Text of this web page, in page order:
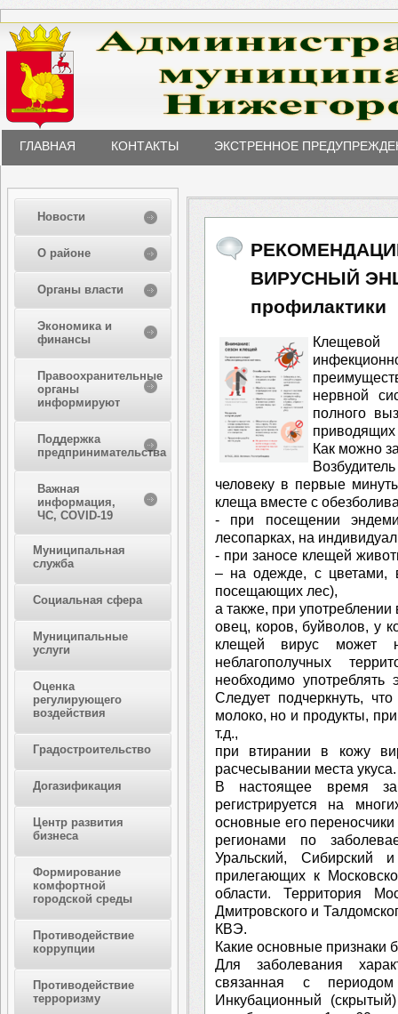
ГЛАВНАЯ КОНТАКТЫ ЭКСТРЕННОЕ
Новости
О районе
Органы власти
Экономика и
финансы
Правоохранительные
органы
информируют
Поддержка
предпринимательства
Важная
информация,
ЧС, COVID-19
Муниципальная
служба
Социальная сфера
Муниципальные
услуги
Оценка
регулирующего
воздействия
Градостроительство
Догазификация
Центр развития
бизнеса
Формирование
комфортной
городской среды
Противодействие
коррупции
Противодействие
терроризму
ВИРУСНЫЙ
профилактики
нервной
полного
приводящих
Как можно
человеку в первые
клеща вместе с
- при посещении
лесопарках, на
- при заносе клещей
– на одежде, с цветами,
посещающих лес),
а также, при
овец, коров, буйволов, у
клещей вирус может
неблагополучных
необходимо употреблять
Следует подчеркнуть,
молоко, но и продукты,
т.д.,
при втирании в кожу
расчесывании места укуса.
В настоящее время
регистрируется на
основные его
регионами по
Уральский, Сибирский
прилегающих к
области. Территория
Дмитровского и
КВЭ.
Какие основные признаки
Для заболевания
связанная с
Инкубационный